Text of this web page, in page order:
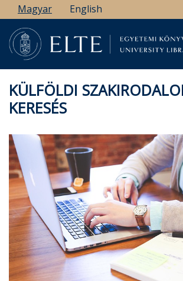
Ugrás
a
tartalomra
Magyar English
KÜLFÖLDI
KERESÉS